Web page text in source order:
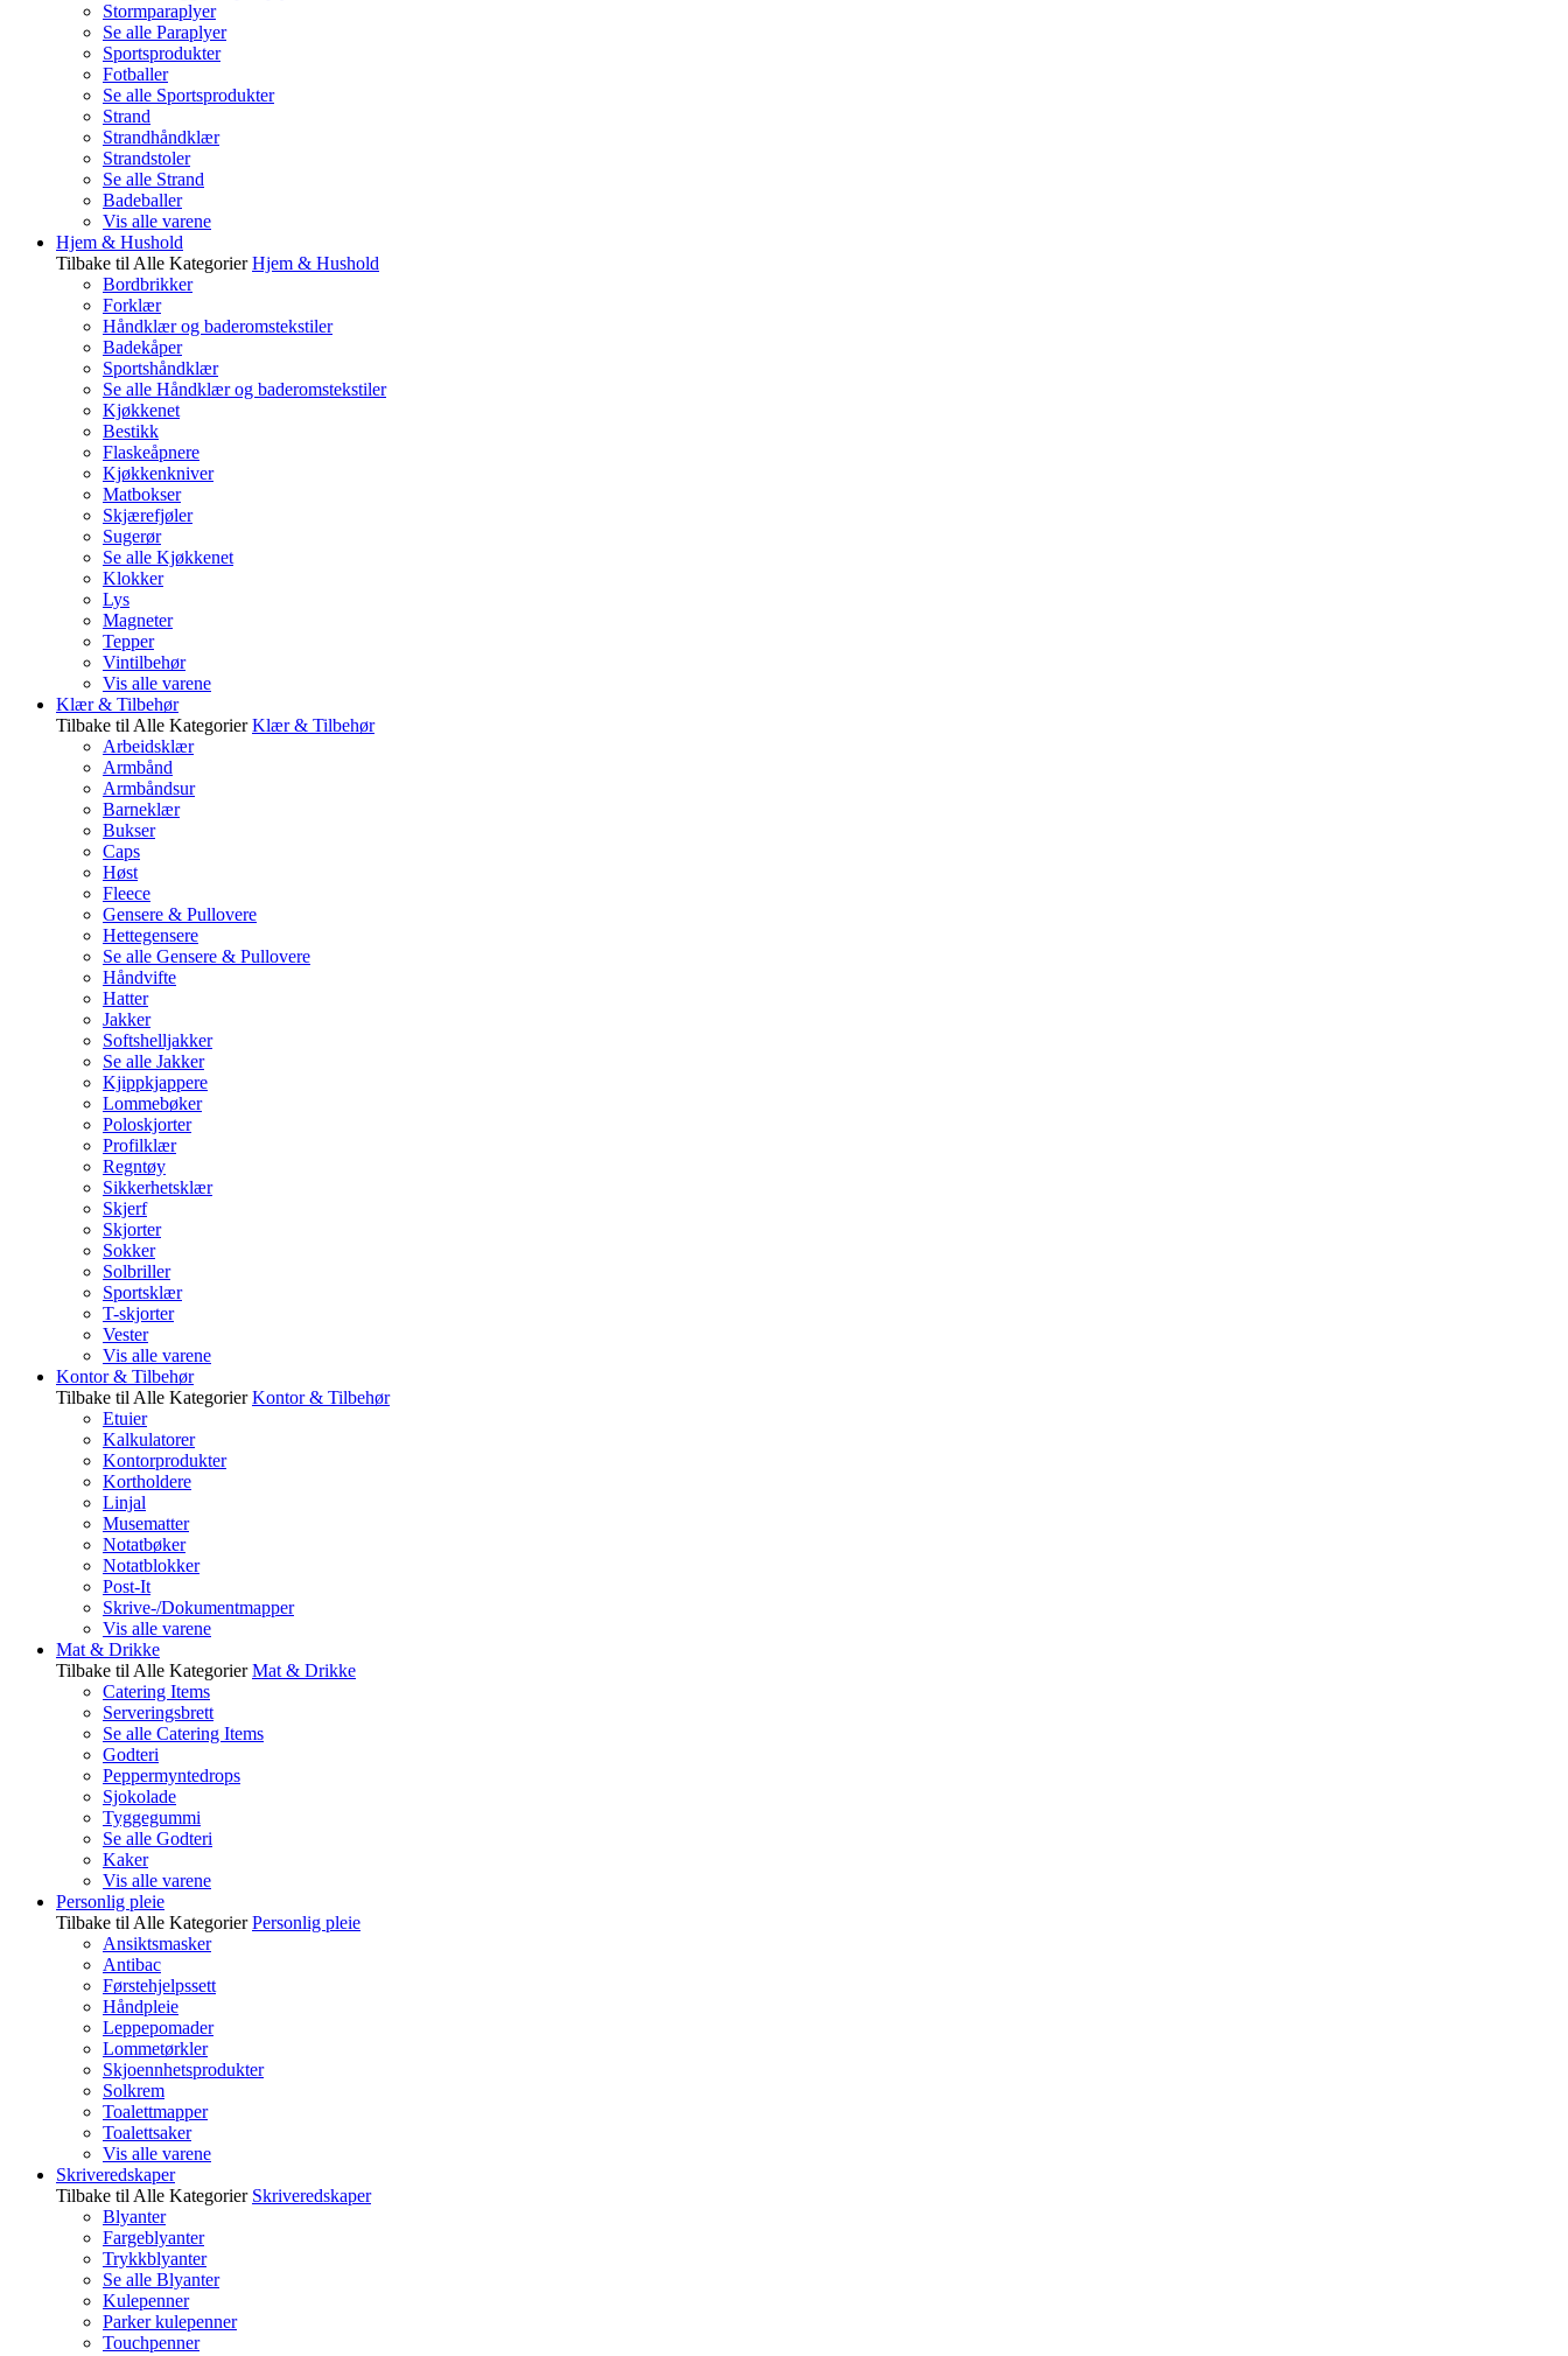
Stormparaplyer
Se alle Paraplyer
Sportsprodukter
Fotballer
Se alle Sportsprodukter
Strand
Strandhåndklær
Strandstoler
Se alle Strand
Badeballer
Vis alle varene
Hjem & Hushold
Tilbake til Alle Kategorier Hjem & Hushold
Bordbrikker
Forklær
Håndklær og baderomstekstiler
Badekåper
Sportshåndklær
Se alle Håndklær og baderomstekstiler
Kjøkkenet
Bestikk
Flaskeåpnere
Kjøkkenkniver
Matbokser
Skjærefjøler
Sugerør
Se alle Kjøkkenet
Klokker
Lys
Magneter
Tepper
Vintilbehør
Vis alle varene
Klær & Tilbehør
Tilbake til Alle Kategorier Klær & Tilbehør
Arbeidsklær
Armbånd
Armbåndsur
Barneklær
Bukser
Caps
Høst
Fleece
Gensere & Pullovere
Hettegensere
Se alle Gensere & Pullovere
Håndvifte
Hatter
Jakker
Softshelljakker
Se alle Jakker
Kjippkjappere
Lommebøker
Poloskjorter
Profilklær
Regntøy
Sikkerhetsklær
Skjerf
Skjorter
Sokker
Solbriller
Sportsklær
T-skjorter
Vester
Vis alle varene
Kontor & Tilbehør
Tilbake til Alle Kategorier Kontor & Tilbehør
Etuier
Kalkulatorer
Kontorprodukter
Kortholdere
Linjal
Musematter
Notatbøker
Notatblokker
Post-It
Skrive-/Dokumentmapper
Vis alle varene
Mat & Drikke
Tilbake til Alle Kategorier Mat & Drikke
Catering Items
Serveringsbrett
Se alle Catering Items
Godteri
Peppermyntedrops
Sjokolade
Tyggegummi
Se alle Godteri
Kaker
Vis alle varene
Personlig pleie
Tilbake til Alle Kategorier Personlig pleie
Ansiktsmasker
Antibac
Førstehjelpssett
Håndpleie
Leppepomader
Lommetørkler
Skjoennhetsprodukter
Solkrem
Toalettmapper
Toalettsaker
Vis alle varene
Skriveredskaper
Tilbake til Alle Kategorier Skriveredskaper
Blyanter
Fargeblyanter
Trykkblyanter
Se alle Blyanter
Kulepenner
Parker kulepenner
Touchpenner